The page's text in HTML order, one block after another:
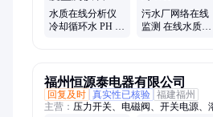
水质在线分析仪
冷却循环水 PH 变
污水厂网络在线
监测 在线水质检
福州恒源泰电器有限公司
回复及时 真实性已核验 福建福州
主营： 压力开关、电磁阀、开关电源、